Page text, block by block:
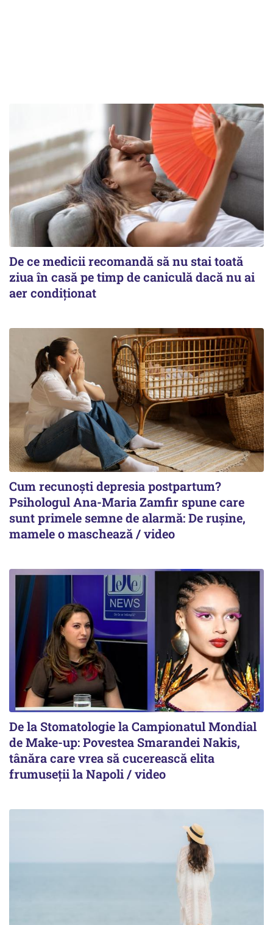
De ce medicii recomandă să nu stai toată
ziua în casă pe timp de caniculă dacă nu ai
aer condiționat
Cum recunoști depresia postpartum?
Psihologul Ana-Maria Zamfir spune care
sunt primele semne de alarmă: De rușine,
mamele o maschează / video
De la Stomatologie la Campionatul Mondial
de Make-up: Povestea Smarandei Nakis,
tânăra care vrea să cucerească elita
frumuseții la Napoli / video